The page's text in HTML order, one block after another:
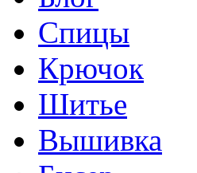
Спицы
Крючок
Шитье
Вышивка